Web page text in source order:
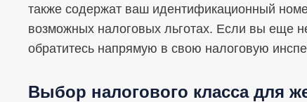
также содержат ваш идентификационный
возможных налоговых льготах. Если вы еще
обратитесь напрямую в свою налоговую
Выбор налогового класса для